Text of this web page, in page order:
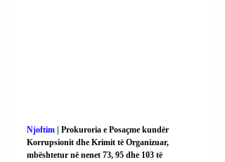
Njoftim
| Prokuroria e Posaçme kundër
Korrupsionit dhe Krimit të Organizuar,
mbështetur në nenet 73, 95 dhe 103 të